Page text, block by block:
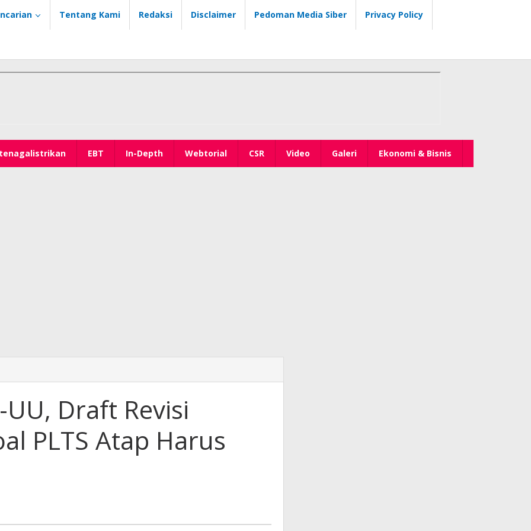
Tentang Kami Redaksi Disclaimer Pedoman Media Siber Privacy Policy
EBT In-Depth Webtorial CSR Video Galeri Ekonomi & Bisnis
Draft Revisi
PLTS Atap Harus